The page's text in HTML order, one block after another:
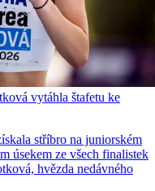
vytáhla štafetu ke
stříbro na juniorském
úsekem ze všech finalistek
hvězda nedávného